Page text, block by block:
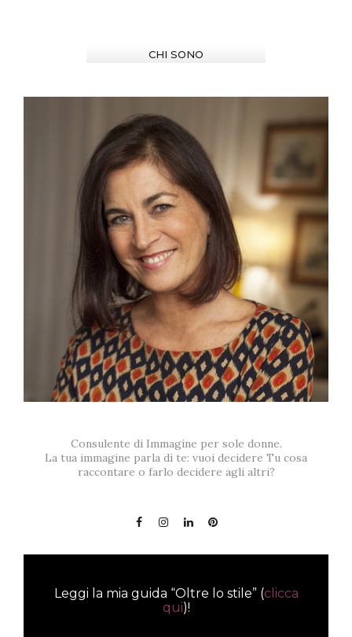
CHI SONO
Consulente di Immagine per sole donne.
La tua immagine parla di te: vuoi decidere Tu cosa
raccontare o farlo decidere agli altri?
Leggi la mia guida “Oltre lo stile” (clicca
qui)!